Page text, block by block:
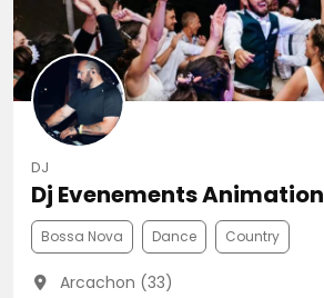
DJ
Dj Evenements Animation
Bossa Nova Dance Country
Arcachon (33)